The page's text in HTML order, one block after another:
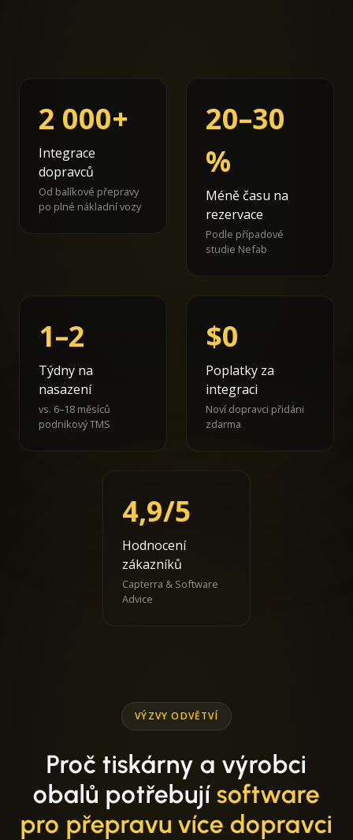
2 000+
Integrace
dopravců
Od balíkové přepravy
po plné nákladní vozy
20–30
%
Méně času na
rezervace
Podle případové
studie Nefab
1–2
Týdny na
nasazení
vs. 6–18 měsíců
podnikový TMS
$0
Poplatky za
integraci
Noví dopravci přidáni
zdarma
4,9/5
Hodnocení
zákazníků
Capterra & Software
Advice
VÝZVY ODVĚTVÍ
Proč tiskárny a výrobci
obalů potřebují software
pro přepravu více dopravci